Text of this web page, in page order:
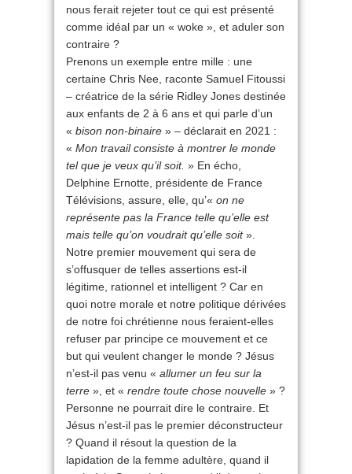
nous ferait rejeter tout ce qui est présenté
comme idéal par un « woke », et aduler son
contraire ?
Prenons un exemple entre mille : une
certaine Chris Nee, raconte Samuel Fitoussi
– créatrice de la série Ridley Jones destinée
aux enfants de 2 à 6 ans et qui parle d’un
« bison non-binaire » – déclarait en 2021 :
« Mon travail consiste à montrer le monde
tel que je veux qu’il soit. » En écho,
Delphine Ernotte, présidente de France
Télévisions, assure, elle, qu’« on ne
représente pas la France telle qu’elle est
mais telle qu’on voudrait qu’elle soit».
Notre premier mouvement qui sera de
s’offusquer de telles assertions est-il
légitime, rationnel et intelligent ? Car en
quoi notre morale et notre politique dérivées
de notre foi chrétienne nous feraient-elles
refuser par principe ce mouvement et ce
but qui veulent changer le monde ? Jésus
n’est-il pas venu « allumer un feu sur la
terre », et « rendre toute chose nouvelle » ?
Personne ne pourrait dire le contraire. Et
Jésus n’est-il pas le premier déconstructeur
? Quand il résout la question de la
lapidation de la femme adultère, quand il